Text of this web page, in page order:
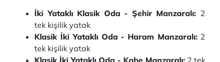
İki Yataklı Klasik Oda - Şehir Manzaralı: 2
tek kişilik yatak
Klasik İki Yataklı Oda - Haram Manzaralı: 2
tek kişilik yatak
Klasik İki Yataklı Oda - Kabe Manzaralı: 2 tek